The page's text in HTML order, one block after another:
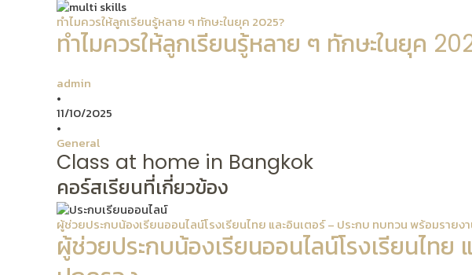
ทำไมควรให้ลูกเรียนรู้หลาย ๆ ทักษะในยุค 2025?
ทำไมควรให้ลูกเรียนรู้หลาย ๆ ทักษะในยุค
admin
•
11/10/2025
•
General
Class at home in Bangkok
คอร์สเรียนที่เกี่ยวข้อง
ผู้ช่วยประกบน้องเรียนออนไลน์โรงเรียนไทย และอินเตอร์ – ประกบ ทบทวน พร้อมราย
ผู้ช่วยประกบน้องเรียนออนไลน์โรงเรียนไท